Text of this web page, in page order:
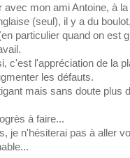
mon ami Antoine, à
(seul), il y a du
particulier quand on est
c'est l'appréciation de la
les défauts.
mais sans doute plus
à faire...
je n'hésiterai pas à aller